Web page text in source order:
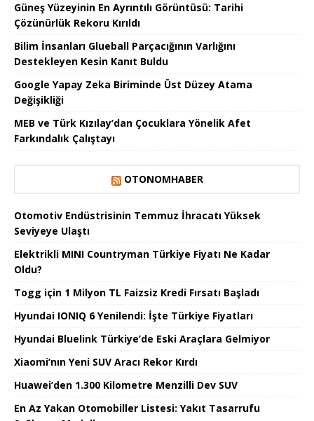
Güneş Yüzeyinin En Ayrıntılı Görüntüsü: Tarihi
Çözünürlük Rekoru Kırıldı
Bilim İnsanları Glueball Parçacığının Varlığını
Destekleyen Kesin Kanıt Buldu
Google Yapay Zeka Biriminde Üst Düzey Atama
Değişikliği
MEB ve Türk Kızılay’dan Çocuklara Yönelik Afet
Farkındalık Çalıştayı
OTONOMHABER
Otomotiv Endüstrisinin Temmuz İhracatı Yüksek
Seviyeye Ulaştı
Elektrikli MINI Countryman Türkiye Fiyatı Ne Kadar
Oldu?
Togg için 1 Milyon TL Faizsiz Kredi Fırsatı Başladı
Hyundai IONIQ 6 Yenilendi: İşte Türkiye Fiyatları
Hyundai Bluelink Türkiye’de Eski Araçlara Gelmiyor
Xiaomi’nın Yeni SUV Aracı Rekor Kırdı
Huawei’den 1.300 Kilometre Menzilli Dev SUV
En Az Yakan Otomobiller Listesi: Yakıt Tasarrufu